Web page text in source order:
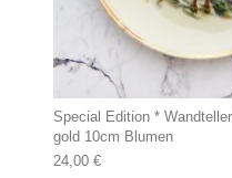
Special Edition *
gold 10cm Blumen
24,00 €